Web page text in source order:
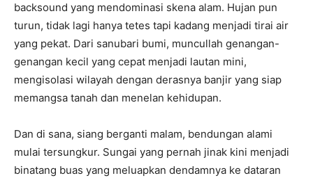
backsound yang mendominasi skena alam. Hujan pun
turun, tidak lagi hanya tetes tapi kadang menjadi tirai air
yang pekat. Dari sanubari bumi, muncullah genangan-
genangan kecil yang cepat menjadi lautan mini,
mengisolasi wilayah dengan derasnya banjir yang siap
memangsa tanah dan menelan kehidupan.
Dan di sana, siang berganti malam, bendungan alami
mulai tersungkur. Sungai yang pernah jinak kini menjadi
binatang buas yang meluapkan dendamnya ke dataran